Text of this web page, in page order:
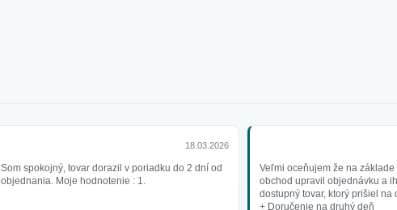
18.03.2026
Som spokojný, tovar dorazil v poriadku do 2 dní od
objednania. Moje hodnotenie : 1.
Veľmi oceňujem že na
obchod upravil objednávku a
dostupný tovar, ktorý prišiel na
+ Doručenie na druhý deň